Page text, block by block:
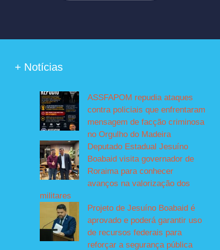
+ Notícias
ASSFAPOM repudia ataques
contra policiais que enfrentaram
mensagem de facção criminosa
no Orgulho do Madeira
Deputado Estadual Jesuíno
Boabaid visita governador de
Roraima para conhecer
avanços na valorização dos
militares
Projeto de Jesuíno Boabaid é
aprovado e poderá garantir uso
de recursos federais para
reforçar a segurança pública